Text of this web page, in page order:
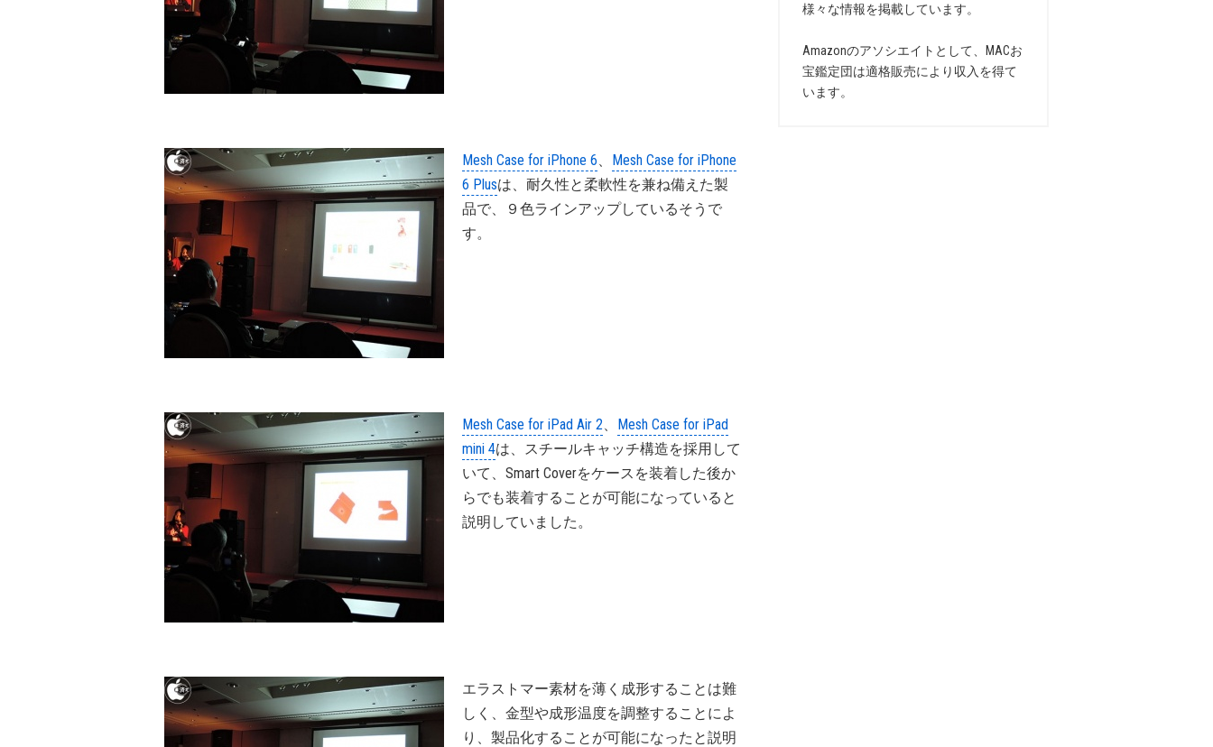
Mesh Case for iPhone 6、 Mesh Case for iPhone
6 Plusは、耐久性と柔軟性を兼ね備えた製
品で、９色ラインアップしているそうで
す。
Mesh Case for iPad Air 2、 Mesh Case for iPad
mini 4は、スチールキャッチ構造を採用して
いて、Smart Coverをケースを装着した後か
らでも装着することが可能になっていると
説明していました。
エラストマー素材を薄く成形することは難
しく、金型や成形温度を調整することによ
り、製品化することが可能になったと説明
様々な情報を掲載しています。
Amazonのアソシエイトとして、MACお
宝鑑定団は適格販売により収入を得て
います。